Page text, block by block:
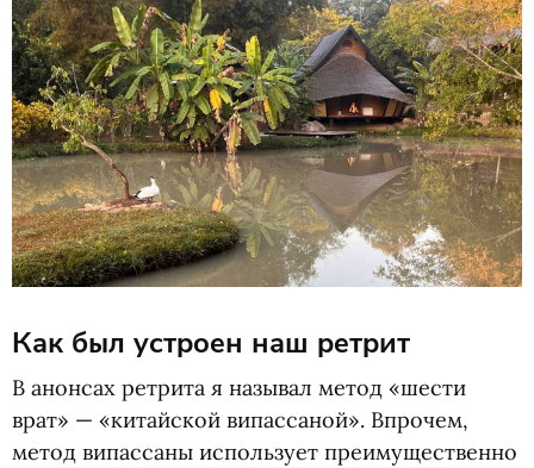
Как был устроен наш ретрит
В анонсах ретрита я называл метод «шести
врат» — «китайской випассаной». Впрочем,
метод випассаны использует преимущественно